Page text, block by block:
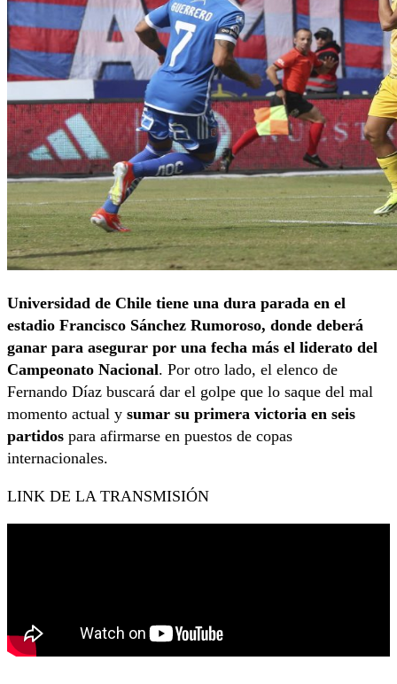
Universidad de Chile tiene una dura parada en el
estadio Francisco Sánchez Rumoroso, donde deberá
ganar para asegurar por una fecha más el liderato del
Campeonato Nacional. Por otro lado, el elenco de
Fernando Díaz buscará dar el golpe que lo saque del mal
momento actual y sumar su primera victoria en seis
partidos para afirmarse en puestos de copas
internacionales.
LINK DE LA TRANSMISIÓN